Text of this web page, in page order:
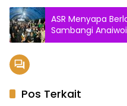
ASR Menyapa
Sambangi
Visi untuk Sultra
Pos Terkait